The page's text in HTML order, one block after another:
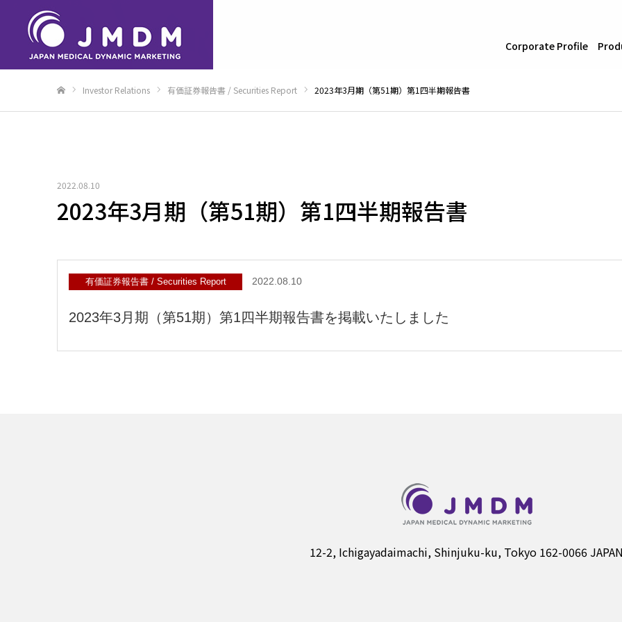
Corporate Profile
Investor Relations 有価証券報告書 / Securities Report 2023年3月期（第51期）第1四半期報告書
2022.08.10
2023年3月期（第51期）第1四半期報告書
有価証券報告書 / Securities Report 2022.08.10
2023年3月期（第51期）第1四半期報告書を掲載いたしました
12-2, Ichigayadaimachi, Shinjuku-ku, Tokyo 162-0066